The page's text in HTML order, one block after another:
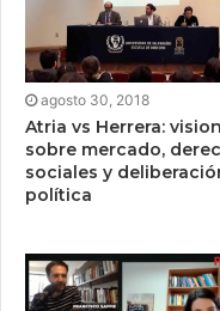
agosto 30, 2018
Atria vs Herrera:
sobre mercado,
sociales y
política